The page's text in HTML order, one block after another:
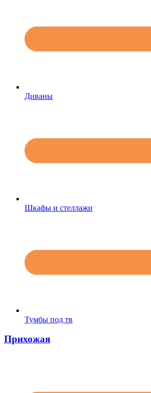
Диваны
Шкафы и стеллажи
Тумбы под тв
Прихожая